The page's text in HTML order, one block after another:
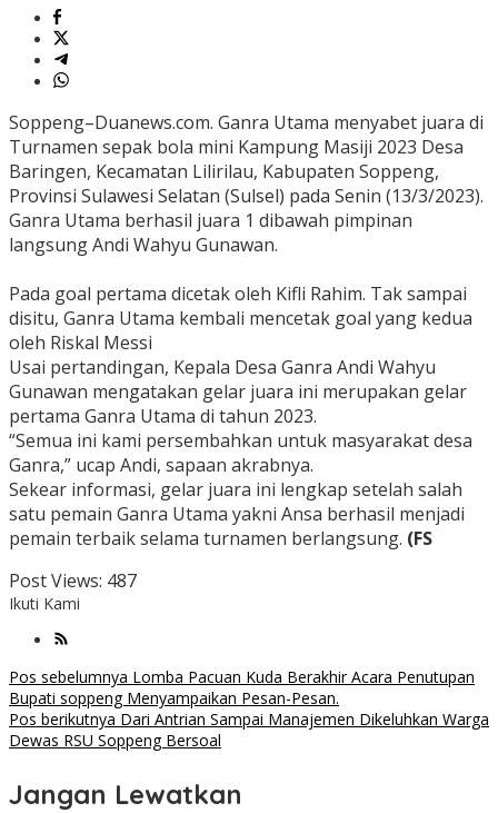
Soppeng–Duanews.com. Ganra Utama menyabet juara di
Turnamen sepak bola mini Kampung Masiji 2023 Desa
Baringen, Kecamatan Lilirilau, Kabupaten Soppeng,
Provinsi Sulawesi Selatan (Sulsel) pada Senin (13/3/2023).
Ganra Utama berhasil juara 1 dibawah pimpinan
langsung Andi Wahyu Gunawan.
Pada goal pertama dicetak oleh Kifli Rahim. Tak sampai
disitu, Ganra Utama kembali mencetak goal yang kedua
oleh Riskal Messi
Usai pertandingan, Kepala Desa Ganra Andi Wahyu
Gunawan mengatakan gelar juara ini merupakan gelar
pertama Ganra Utama di tahun 2023.
“Semua ini kami persembahkan untuk masyarakat desa
Ganra,” ucap Andi, sapaan akrabnya.
Sekear informasi, gelar juara ini lengkap setelah salah
satu pemain Ganra Utama yakni Ansa berhasil menjadi
pemain terbaik selama turnamen berlangsung. (FS
Post Views: 487
Ikuti Kami
Navigasi
pos
Pos sebelumnya Lomba Pacuan Kuda Berakhir Acara Penutupan
Bupati soppeng Menyampaikan Pesan-Pesan.
Pos berikutnya Dari Antrian Sampai Manajemen Dikeluhkan Warga
Dewas RSU Soppeng Bersoal
Jangan Lewatkan